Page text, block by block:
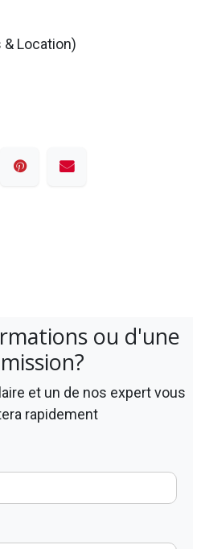
Location)
ou d'une
et un de nos expert vous
rapidement